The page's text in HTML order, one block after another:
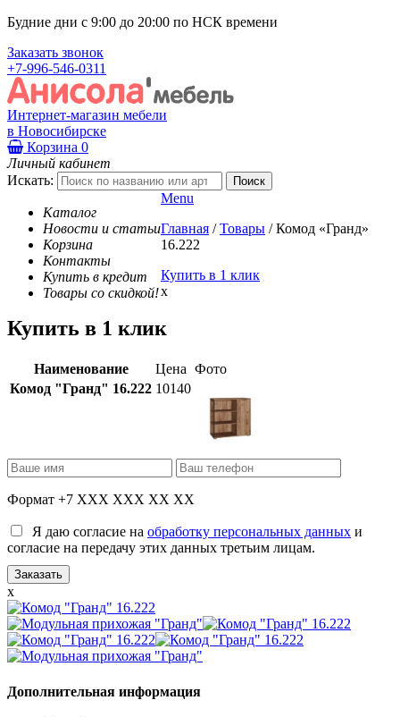
Будние дни с 9:00 до 20:00 по НСК времени
Заказать звонок
+7-996-546-0311
Интернет-магазин мебели
в Новосибирске
Корзина 0
Личный кабинет
Искать:
Каталог
Новости и статьи
Корзина
Контакты
Купить в кредит
Товары со скидкой!
Menu
Главная / Товары / Комод «Гранд»
16.222
Купить в 1 клик
x
Купить в 1 клик
Наименование Цена Фото
Комод "Гранд" 16.222 10140
Формат +7 XXX XXX XX XX
Я даю согласие на обработку персональных данных и
согласие на передачу этих данных третьим лицам.
x
Дополнительная информация